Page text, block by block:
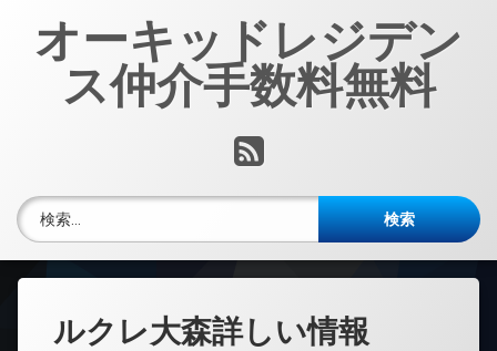
オーキッドレジデン
ス仲介手数料無料
RSS
検索:
ルクレ大森詳しい情報